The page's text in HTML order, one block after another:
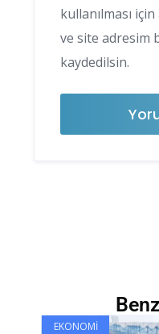
kullanılması
ve site adresim
kaydedilsin.
EKONOMI